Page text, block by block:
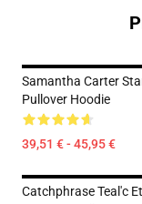
Samantha Carter
Pullover Hoodie
39,51 € - 45,95 €
Catchphrase Teal'c Et